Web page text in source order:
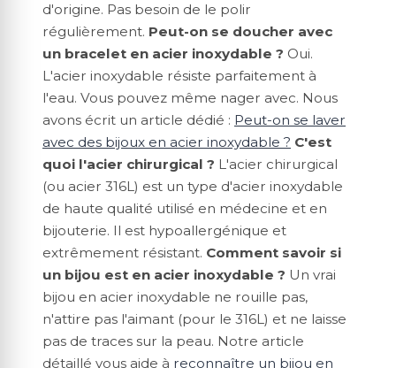
d'origine. Pas besoin de le polir
régulièrement. Peut-on se doucher avec
un bracelet en acier inoxydable ? Oui.
L'acier inoxydable résiste parfaitement à
l'eau. Vous pouvez même nager avec. Nous
avons écrit un article dédié : Peut-on se laver
avec des bijoux en acier inoxydable ? C'est
quoi l'acier chirurgical ? L'acier chirurgical
(ou acier 316L) est un type d'acier inoxydable
de haute qualité utilisé en médecine et en
bijouterie. Il est hypoallergénique et
extrêmement résistant. Comment savoir si
un bijou est en acier inoxydable ? Un vrai
bijou en acier inoxydable ne rouille pas,
n'attire pas l'aimant (pour le 316L) et ne laisse
pas de traces sur la peau. Notre article
détaillé vous aide à reconnaître un bijou en